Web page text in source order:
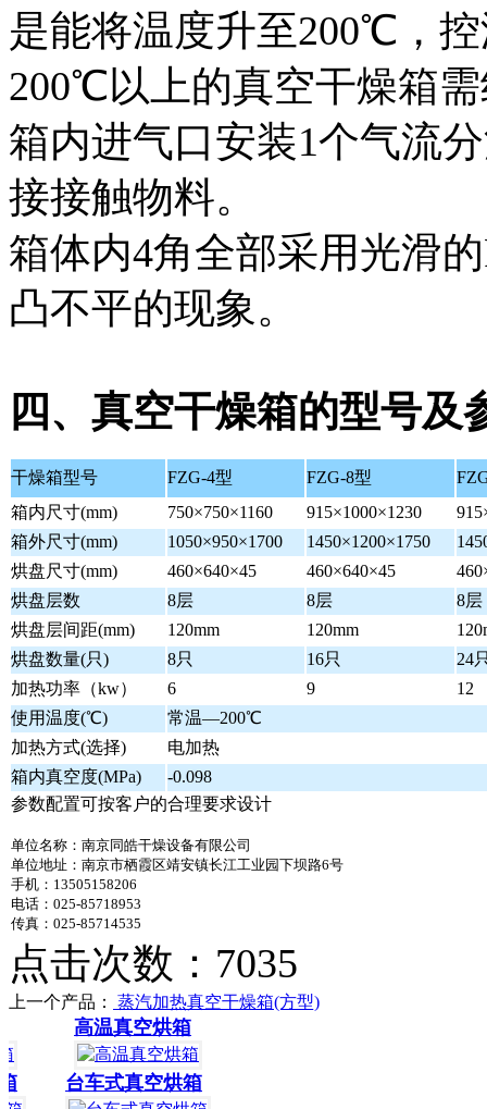
是能将温度升至200℃，
200℃以上的真空干燥箱
箱内进气口安装1个气流
接接触物料。
箱体内4角全部采用光滑
凸不平的现象。
四、真空干燥箱的型号及
干燥箱型号 FZG-4型 FZG-8型
箱内尺寸(mm)
750×750×1160 915×1000×1230
箱外尺寸(mm)
1050×950×1700 1450×1200×1750
烘盘尺寸(mm)
460×640×45 460×640×45
烘盘层数
8层 8层
8层
烘盘层间距(mm)
120mm 120mm
烘盘数量(只)
8只 16只
24
加热功率（kw）
6 9
12
使用温度(℃)
常温―200℃
加热方式(选择)
电加热
箱内真空度(MPa)
-0.098
参数配置可按客户的合理要求设计
单位名称：南京同皓干燥设备有限公司
单位地址：南京市栖霞区靖安镇长江工业园下坝路6号
手机：13505158206
电话：025-85718953
传真：025-85714535
点击次数：7035
上一个产品： 蒸汽加热真空干燥箱(方型)
高温真空烘箱
台车式真空烘箱